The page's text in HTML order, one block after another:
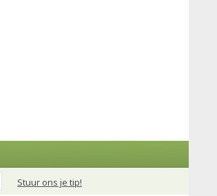
Stuur ons je tip!